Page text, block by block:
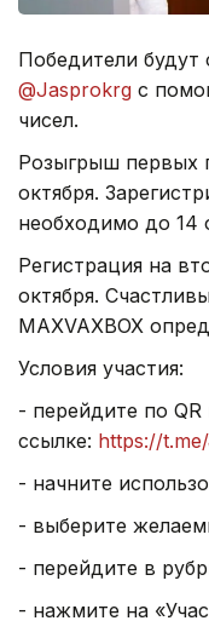
Победители
@Jasprokrg с
чисел.
Розыгрыш первых
октября.
необходимо до 14
Регистрация на
октября.
MAXVAXBOX
Условия участия:
- перейдите по
ссылке: https://
- начните
- выберите
- перейдите в
- нажмите на